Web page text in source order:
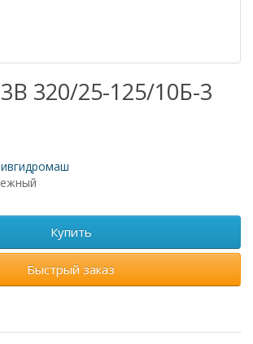
320/25-125/10Б-3
Купить
Быстрый заказ